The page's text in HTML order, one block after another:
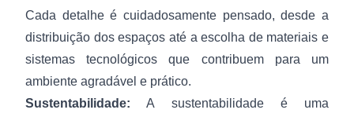
Cada detalhe é cuidadosamente pensado, desde a
distribuição dos espaços até a escolha de materiais e
sistemas tecnológicos que contribuem para um
ambiente agradável e prático.
Sustentabilidade: A sustentabilidade é uma